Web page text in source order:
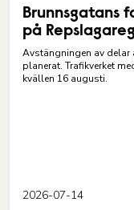
Brunnsgatans
på
Avstängningen av delar
planerat. Trafikverket
kvällen 16 augusti.
2026-07-14